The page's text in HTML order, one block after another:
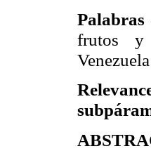
frutos y
Venezuela